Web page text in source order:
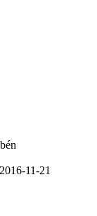
2016-11-21